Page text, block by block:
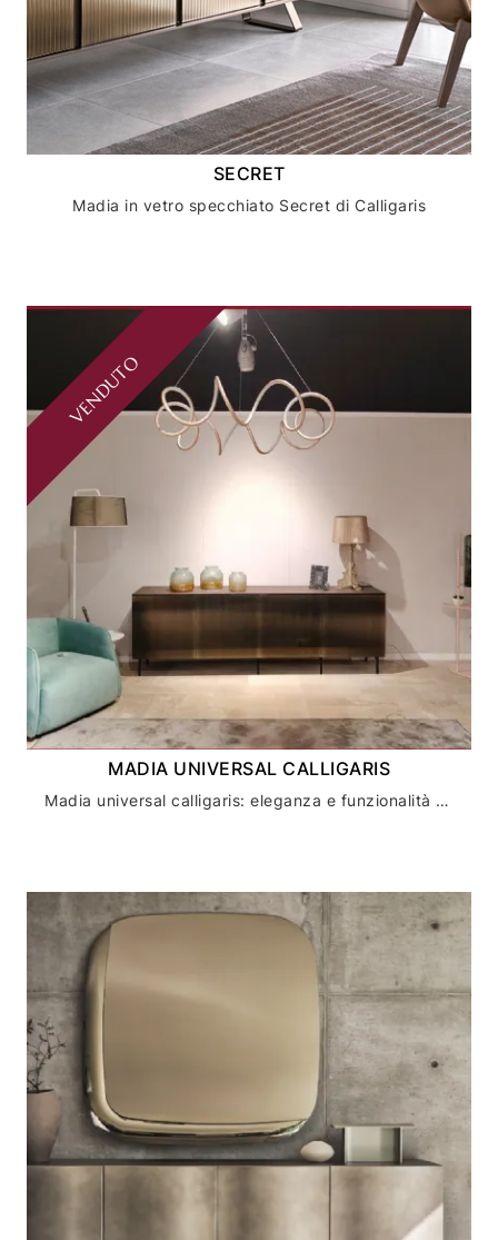
SECRET
Madia in vetro specchiato Secret di Calligaris
MADIA UNIVERSAL CALLIGARIS
Madia universal calligaris: eleganza e funzionalità per la tua casa
VENDUTO